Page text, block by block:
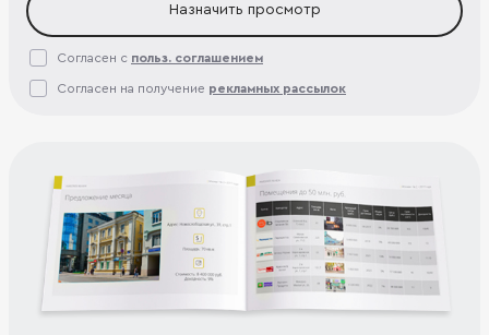
Назначить просмотр
Согласен с польз. соглашением
Согласен на получение рекламных рассылок